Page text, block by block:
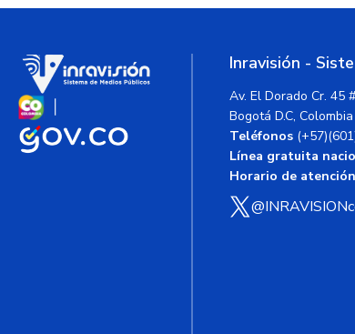
Inravisión -
Av. El Dorado Cr. 45
Bogotá D.C,
Teléfonos
Línea gratuita
Horario de